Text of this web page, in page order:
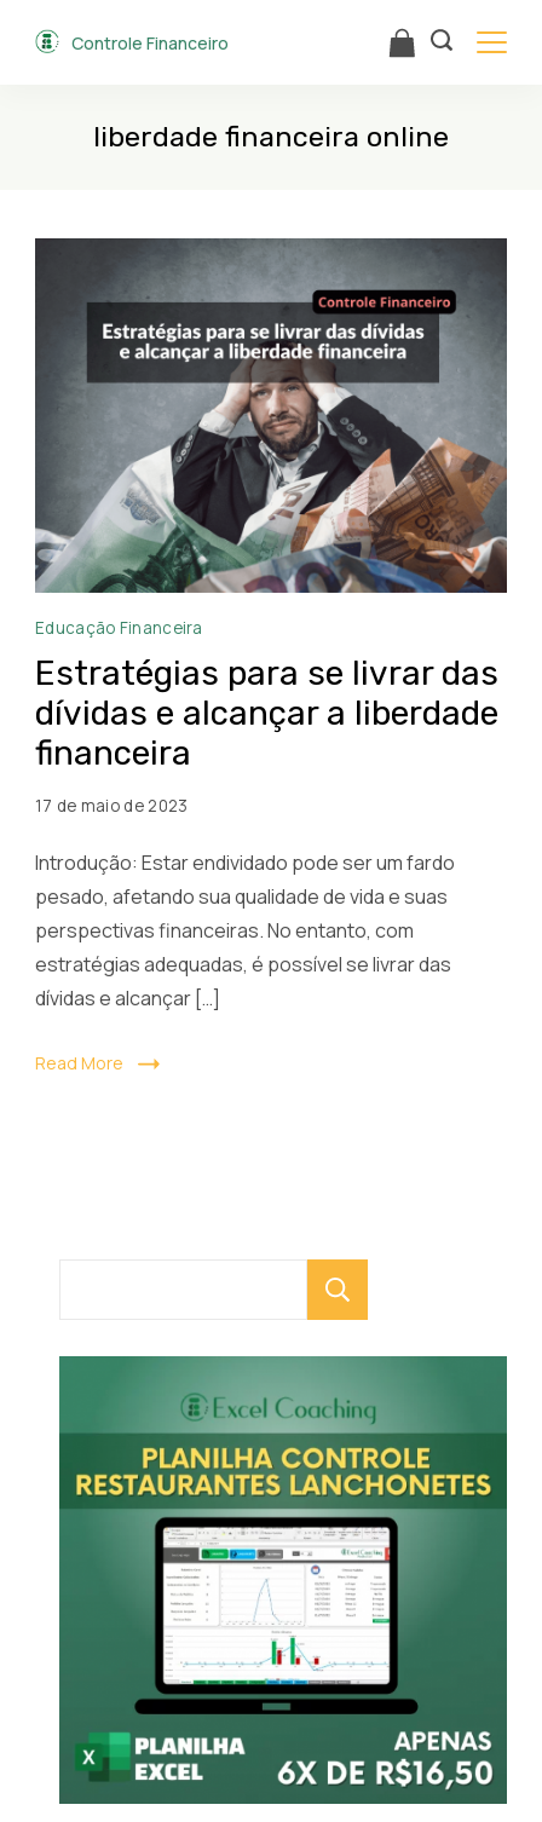
Controle Financeiro
liberdade financeira online
Estratégias
se
livrar
das
e
a
liberdade
financeira
Educação Financeira
Estratégias para se livrar das
dívidas e alcançar a liberdade
financeira
17 de maio de 2023
Introdução: Estar endividado pode ser um fardo
pesado, afetando sua qualidade de vida e suas
perspectivas financeiras. No entanto, com
estratégias adequadas, é possível se livrar das
dívidas e alcançar […]
Read More